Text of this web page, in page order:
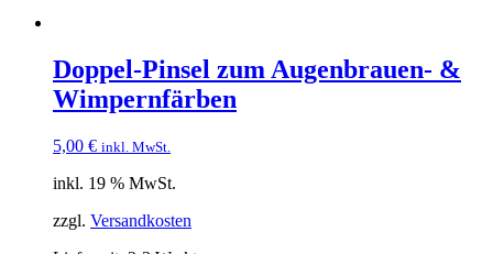
Doppel-Pinsel zum Augenbrauen- &
Wimpernfärben
5,00 € inkl. MwSt.
inkl. 19 % MwSt.
zzgl. Versandkosten